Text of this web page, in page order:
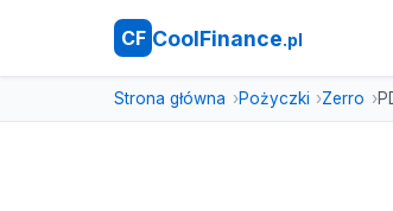
CF CoolFinance.pl
Strona główna Pożyczki Zerro